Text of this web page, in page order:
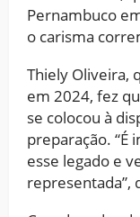
Pernambuco
o carisma
Thiely Oliveira,
em 2024, fez
se colocou à
preparação. “É
esse legado e
representada”,